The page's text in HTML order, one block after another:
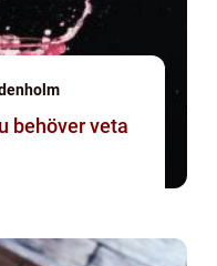
behöver veta